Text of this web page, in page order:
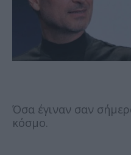
Όσα έγιναν σαν
κόσμο.